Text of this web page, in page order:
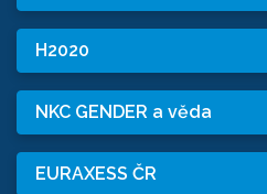
H2020
NKC GENDER a věda
EURAXESS ČR